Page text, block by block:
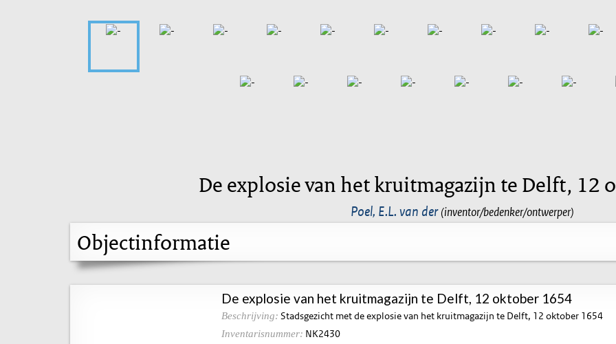
De explosie van het kruitmagazijn te Delft, 12
Poel, E.L. van der (inventor/bedenker/ontwerper)
Objectinformatie
De explosie van het kruitmagazijn te Delft, 12 oktober 1654
Beschrijving: Stadsgezicht met de explosie van het kruitmagazijn te Delft, 12 oktober 1654
Inventarisnummer: NK2430